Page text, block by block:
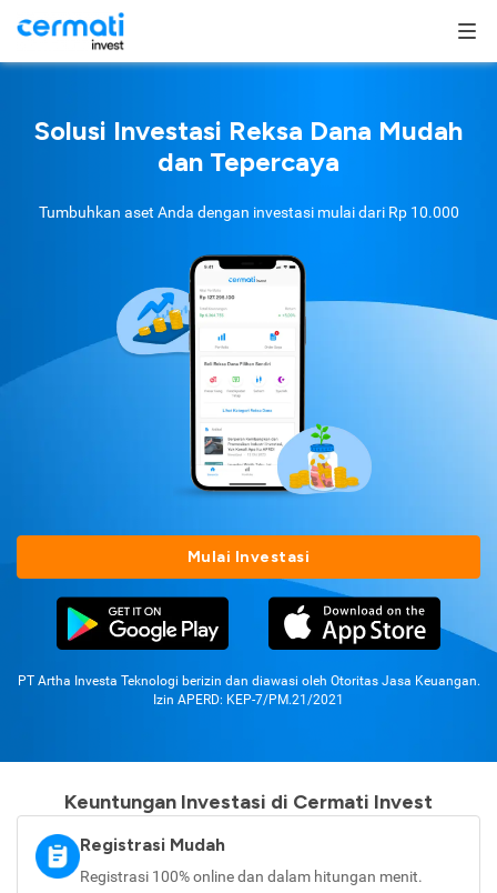
Solusi Investasi Reksa Dana Mudah
dan Tepercaya
Tumbuhkan aset Anda dengan investasi mulai dari Rp 10.000
Mulai Investasi
PT Artha Investa Teknologi berizin dan diawasi oleh Otoritas Jasa Keuangan.
Izin APERD: KEP-7/PM.21/2021
Keuntungan Investasi di Cermati Invest
Registrasi Mudah
Registrasi 100% online dan dalam hitungan menit.